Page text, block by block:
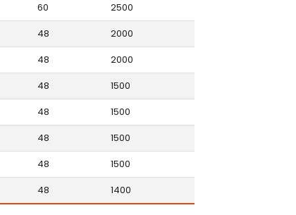
60
2500
48
2000
48
2000
48
1500
48
1500
48
1500
48
1500
48 1400